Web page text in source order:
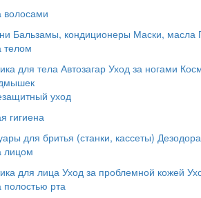
волосами
Бальзамы, кондиционеры Маски, масла
телом
для тела Автозагар Уход за ногами
уход
гигиена
для бритья (станки, кассеты)
лицом
для лица Уход за проблемной кожей
полостью рта